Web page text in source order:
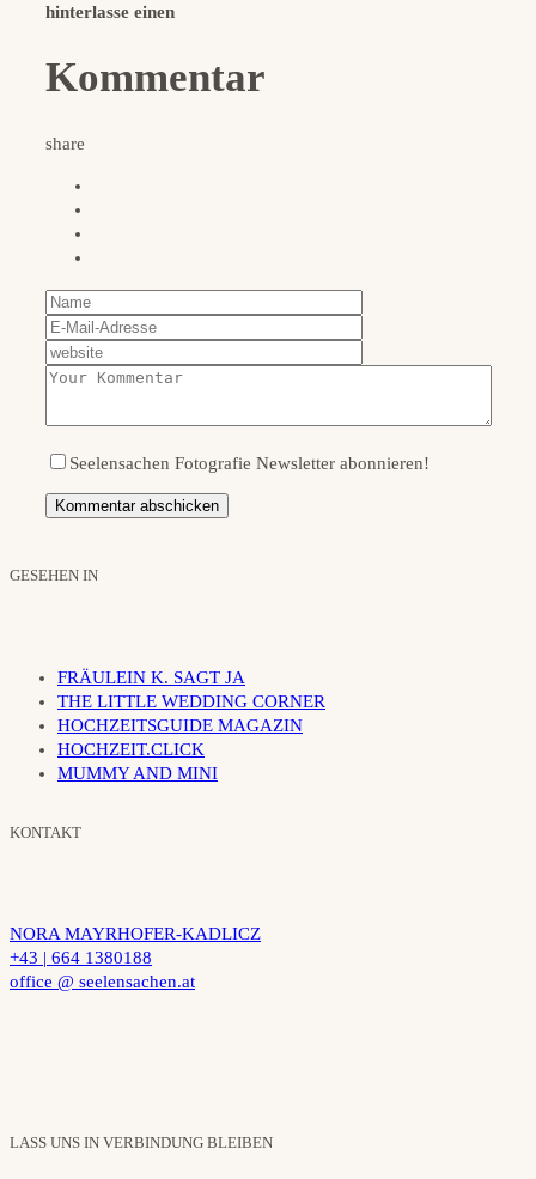
hinterlasse einen
Kommentar
share
Seelensachen Fotografie Newsletter abonnieren!
GESEHEN IN
FRÄULEIN K. SAGT JA
THE LITTLE WEDDING CORNER
HOCHZEITSGUIDE MAGAZIN
HOCHZEIT.CLICK
MUMMY AND MINI
KONTAKT
NORA MAYRHOFER-KADLICZ
+43 | 664 1380188
office @ seelensachen.at
LASS UNS IN VERBINDUNG BLEIBEN